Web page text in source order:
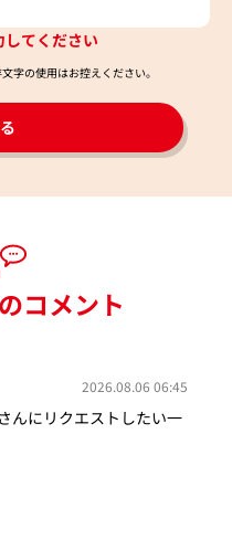
てください
字の使用はお控えください。​
コメント
2026.08.06 06:45
んにリクエストしたい一